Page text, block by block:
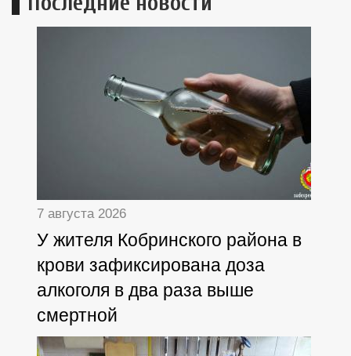
7 августа 2026
У жителя Кобринского района в
крови зафиксирована доза
алкоголя в два раза выше
смертной